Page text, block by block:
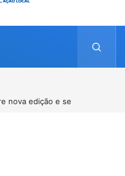
semeia o futuro por meio da